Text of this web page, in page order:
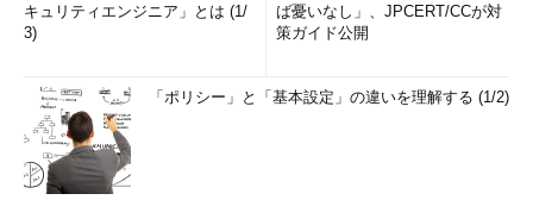
キュリティエンジニア」とは (1/
3)
ば憂いなし」、JPCERT/CCが対
策ガイド公開
「ポリシー」と「基本設定」の違いを理解する (1/2)